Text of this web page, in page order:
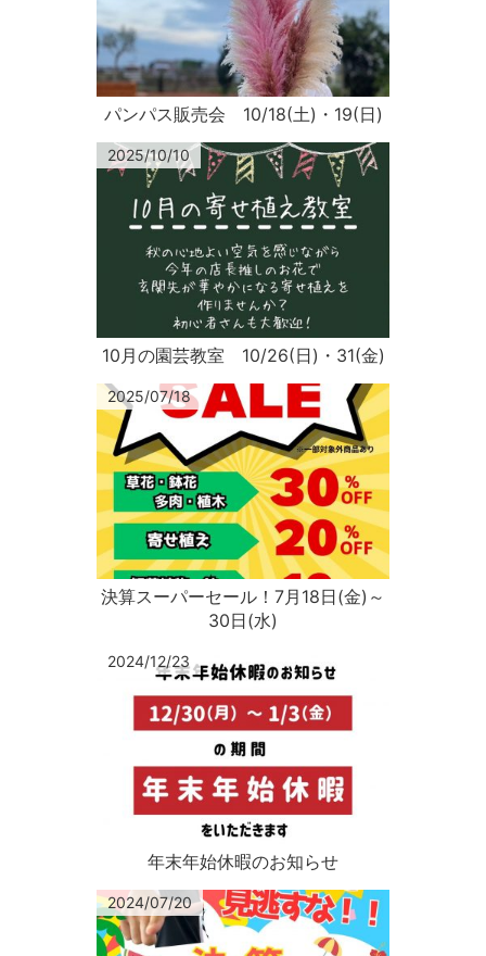
パンパス販売会 10/18(土)・19(日)
2025/10/10
10月の園芸教室 10/26(日)・31(金)
2025/07/18
決算スーパーセール！7月18日(金)～
30日(水)
2024/12/23
年末年始休暇のお知らせ
2024/07/20